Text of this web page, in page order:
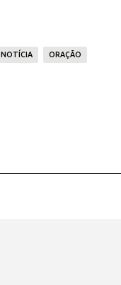
NOTÍCIA ORAÇÃO